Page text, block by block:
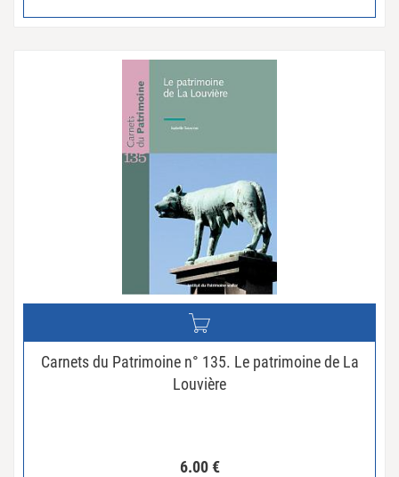
Carnets du Patrimoine n° 135. Le patrimoine de La
Louvière
6.00€